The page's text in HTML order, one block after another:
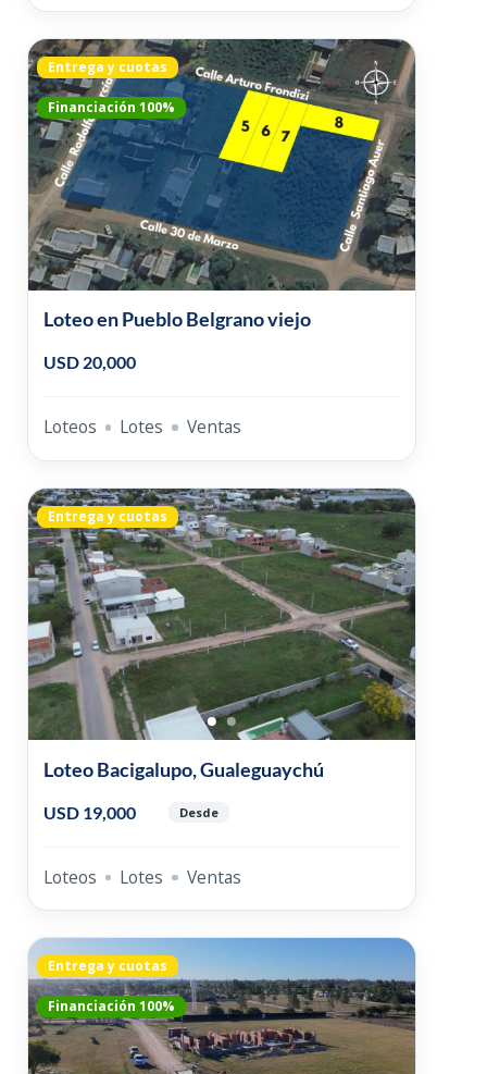
Entrega y cuotas
Financiación 100%
Loteo en Pueblo Belgrano viejo
USD 20,000
Loteos Lotes Ventas
Entrega y cuotas
Loteo Bacigalupo, Gualeguaychú
USD 19,000 Desde
Loteos Lotes Ventas
Entrega y cuotas
Financiación 100%